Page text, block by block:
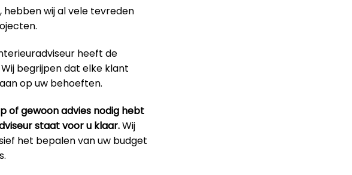
wij al vele tevreden
heeft de
begrijpen dat elke klant
op uw behoeften.
of gewoon advies nodig hebt
staat voor u klaar.Wij
het bepalen van uw budget